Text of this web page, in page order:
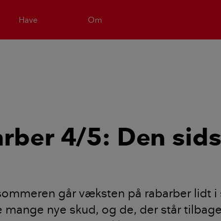
Have Om
4/5: Den
går væksten på rabarber lidt i
nye skud, og de, der står